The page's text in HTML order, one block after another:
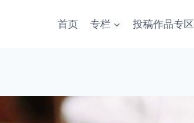
首页 专栏 投稿作品专区